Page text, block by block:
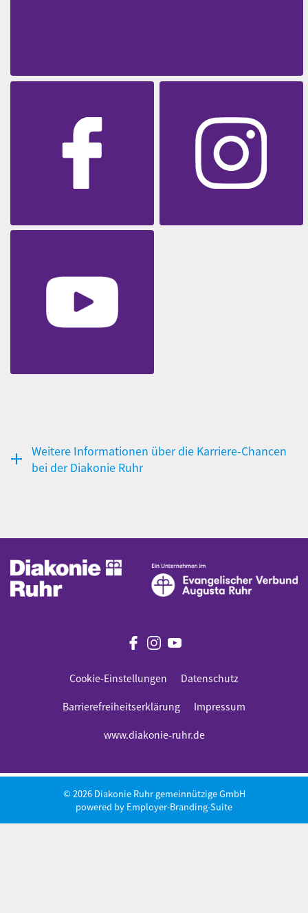
Weitere Informationen über die Karriere-Chancen
bei der Diakonie Ruhr
Cookie-Einstellungen Datenschutz
Barrierefreiheitserklärung Impressum
www.diakonie-ruhr.de
© 2026 Diakonie Ruhr gemeinnützige GmbH
powered by Employer-Branding-Suite